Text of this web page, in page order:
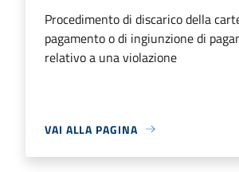
Procedimento di discarico della
pagamento o di ingiunzione di
relativo a una violazione
VAI ALLA PAGINA